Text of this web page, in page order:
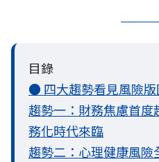
目錄
● 四大趨勢看見風險
趨勢一：財務焦慮首
務化時代來臨
趨勢二：心理健康風